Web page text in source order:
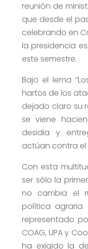
reunión de
que desde el
celebrando en
la presidencia
este semestre.
Bajo el lema
hartos de los
dejado claro su
se viene
desidia y
actúan contra el
Con esta
ser sólo la
no cambia el
política agraria
representado
COAG, UPA y
ha exigido la